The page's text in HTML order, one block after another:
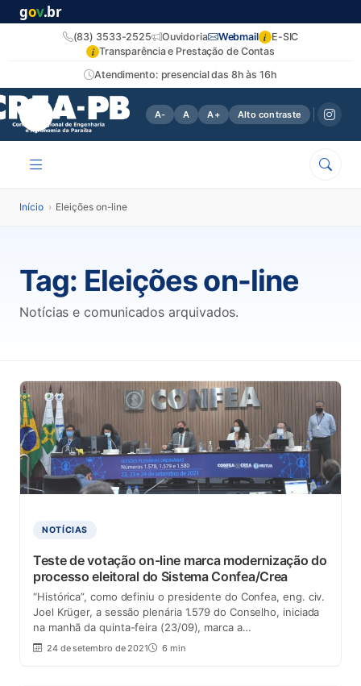
gov.br
Atendimento: presencial das 8h às 16h
(83) 3533-2525 Ouvidoria Webmail i E-SIC
i Transparência e Prestação de Contas
A- A A+ Alto contraste
Início › Eleições on-line
Tag: Eleições on-line
Notícias e comunicados arquivados.
NOTÍCIAS
Teste de votação on-line marca modernização do
processo eleitoral do Sistema Confea/Crea
“Histórica”, como definiu o presidente do Confea, eng. civ.
Joel Krüger, a sessão plenária 1.579 do Conselho, iniciada
na manhã da quinta-feira (23/09), marca a…
24 de setembro de 2021 6 min